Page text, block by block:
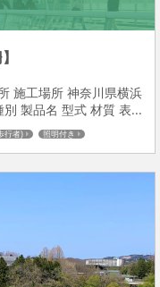
施工場所 神奈川県横浜
製品名 型式 材質 表...
行者) 照明付き